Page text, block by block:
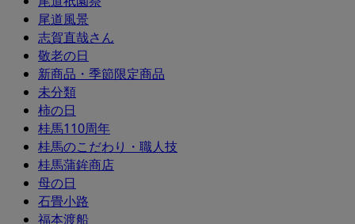
尾道風景
志賀直哉さん
敬老の日
新商品・季節限定商品
未分類
柿の日
桂馬110周年
桂馬のこだわり・職人技
桂馬蒲鉾商店
母の日
石畳小路
福本渡船